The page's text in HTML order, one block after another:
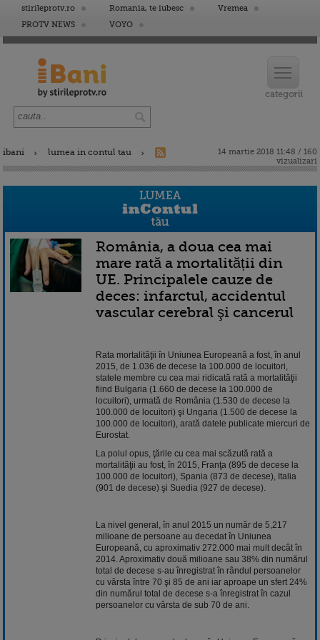
stirileprotv.ro Romania, te iubesc
Vremea
PROTV NEWS
VOYO
ibani lumea in contul tau
14 martie 2018 11:48 / 160
vizualizari
România, a doua cea mai
mare rată a mortalității din
UE. Principalele cauze de
deces: infarctul, accidentul
vascular cerebral şi cancerul
Rata mortalităţii în Uniunea Europeană a fost, în anul
2015, de 1.036 de decese la 100.000 de locuitori,
statele membre cu cea mai ridicată rată a mortalităţii
fiind Bulgaria (1.660 de decese la 100.000 de
locuitori), urmată de România (1.530 de decese la
100.000 de locuitori) şi Ungaria (1.500 de decese la
100.000 de locuitori), arată datele publicate miercuri de
Eurostat.
La polul opus, ţările cu cea mai scăzută rată a
mortalităţii au fost, în 2015, Franţa (895 de decese la
100.000 de locuitori), Spania (873 de decese), Italia
(901 de decese) şi Suedia (927 de decese).
La nivel general, în anul 2015 un număr de 5,217
milioane de persoane au decedat în Uniunea
Europeană, cu aproximativ 272.000 mai mult decât în
2014. Aproximativ două milioane sau 38% din numărul
total de decese s-au înregistrat în rândul persoanelor
cu vârsta între 70 şi 85 de ani iar aproape un sfert 24%
din numărul total de decese s-a înregistrat în cazul
persoanelor cu vârsta de sub 70 de ani.